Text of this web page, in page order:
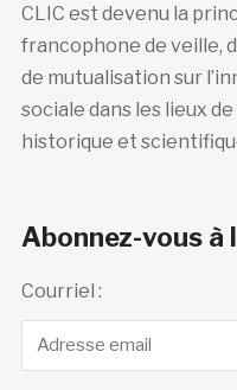
CLIC est devenu la
francophone de veille,
de mutualisation sur
sociale dans les lieux
historique et
Abonnez-vous
Courriel :